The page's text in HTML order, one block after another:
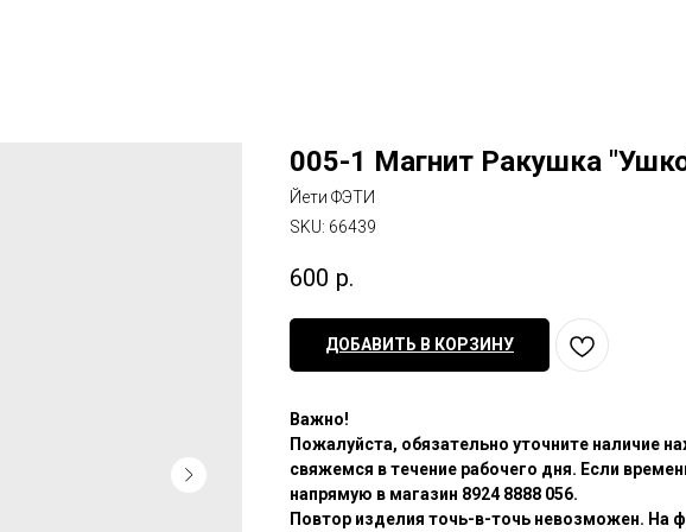
005-1 Магнит Ракушка
Йети ФЭТИ
SKU: 66439
600 р.
ДОБАВИТЬ В КОРЗИНУ
Важно!
Пожалуйста, обязательно уточните наличие
свяжемся в течение рабочего дня. Если
напрямую в магазин 8924 8888 056.
Повтор изделия точь-в-точь невозможен. На